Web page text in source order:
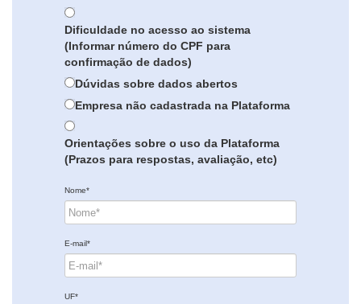
Dificuldade no acesso ao sistema
(Informar número do CPF para
confirmação de dados)
Dúvidas sobre dados abertos
Empresa não cadastrada na Plataforma
Orientações sobre o uso da Plataforma
(Prazos para respostas, avaliação, etc)
Nome*
E-mail*
UF*